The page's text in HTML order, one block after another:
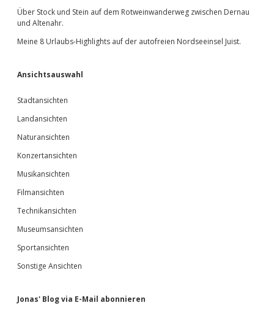
Über Stock und Stein auf dem Rotweinwanderweg zwischen Dernau
und Altenahr.
Meine 8 Urlaubs-Highlights auf der autofreien Nordseeinsel Juist.
Ansichtsauswahl
Stadtansichten
Landansichten
Naturansichten
Konzertansichten
Musikansichten
Filmansichten
Technikansichten
Museumsansichten
Sportansichten
Sonstige Ansichten
Jonas' Blog via E-Mail abonnieren